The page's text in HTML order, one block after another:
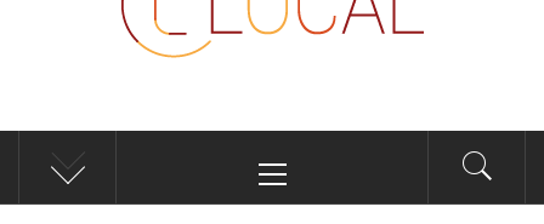
CLOCAL
De la proximité dans vos services
principal